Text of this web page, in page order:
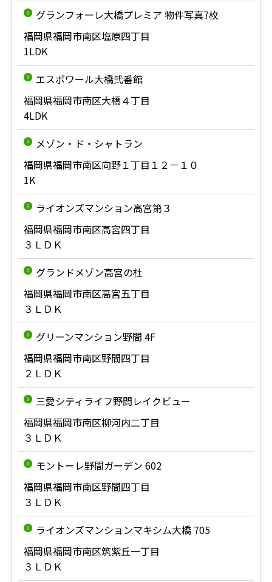
グランフォーレ大橋プレミア 物件写真7枚
福岡県福岡市南区塩原四丁目
1LDK
エスポワール大橋弐番館
福岡県福岡市南区大橋４丁目
4LDK
メゾン・ド・シャトラン
福岡県福岡市南区向野１丁目１２－１０
1K
ライオンズマンション高宮第３
福岡県福岡市南区高宮四丁目
３ＬＤＫ
グランドメゾン高宮の杜
福岡県福岡市南区高宮五丁目
３ＬＤＫ
グリーンマンション野間 4F
福岡県福岡市南区野間四丁目
２ＬＤＫ
三愛シティライフ野間レイクビュー
福岡県福岡市南区柳河内二丁目
３ＬＤＫ
モントーレ野間ガーデン 602
福岡県福岡市南区野間四丁目
３ＬＤＫ
ライオンズマンションマキシム大橋 705
福岡県福岡市南区筑紫丘一丁目
３ＬＤＫ